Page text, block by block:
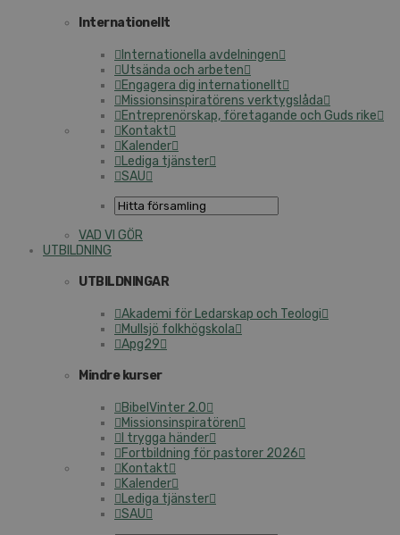
Internationellt
Internationella avdelningen
Utsända och arbeten
Engagera dig internationellt
Missionsinspiratörens verktygslåda
Entreprenörskap, företagande och Guds rike
Kontakt
Kalender
Lediga tjänster
SAU
VAD VI GÖR
UTBILDNING
UTBILDNINGAR
Akademi för Ledarskap och Teologi
Mullsjö folkhögskola
Apg29
Mindre kurser
BibelVinter 2.0
Missionsinspiratören
I trygga händer
Fortbildning för pastorer 2026
Kontakt
Kalender
Lediga tjänster
SAU